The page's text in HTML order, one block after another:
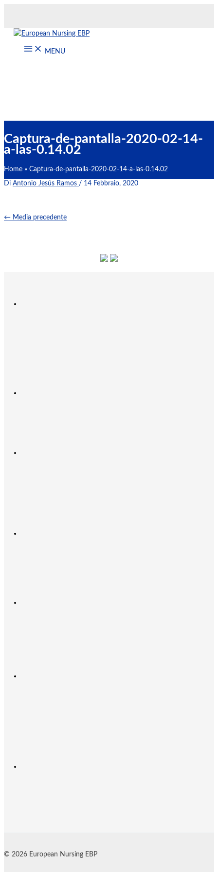
contenuto
MENU
Captura-de-pantalla-2020-02-14-
a-las-0.14.02
Home Captura-de-pantalla-2020-02-14-a-las-0.14.02
Di Antonio Jesús Ramos / 14 Febbraio, 2020
← Media precedente
© 2026 European Nursing EBP